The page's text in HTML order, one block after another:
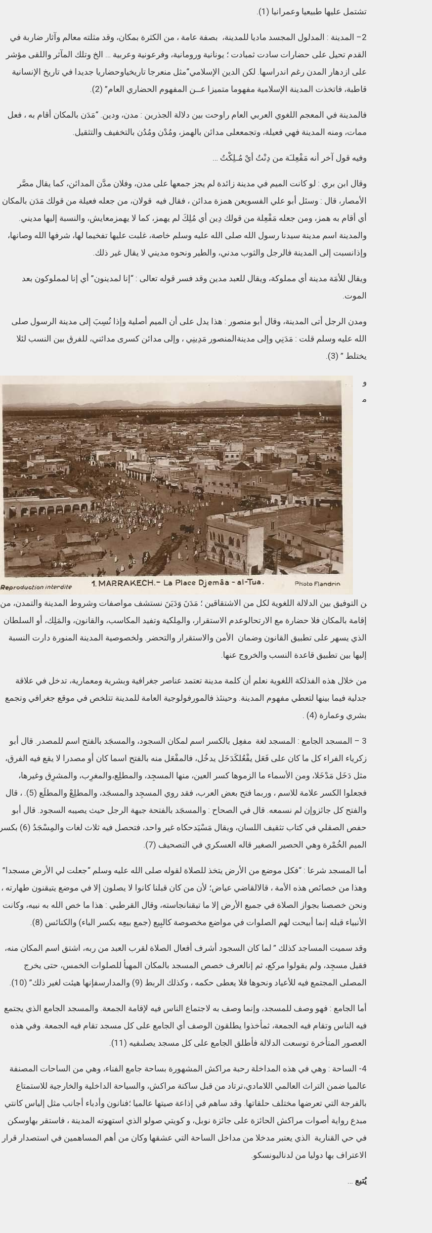
تشتمل عليها طبيعيا وعمرانيا (1).
2
– المدينة : المدلول المجسد ماديا للمدينة، بصفة عامة ، من الكثرة بمكان، وقد مثلته معالم وآثار ضاربة في
القدم تحيل على حضارات سادت ثمبادت ؛ يونانية ورومانية، وفرعونية وعربية … الخ وتلك المآثر واللقى مؤشر
على ازدهار المدن رغم اندراسها. لكن الدين الإسلامي“مثل منعرجا تاريخياوحضاريا جديدا في تاريخ الإنسانية
قاطبة، فاتخذت المدينة الإسلامية مفهوما متميزا عــن المفهوم الحضاري العام” (2).
فالمدينة في المعجم اللغوي العربي العام راوحت بين دلالة الجذرين : مدن، ودين. “مَدَن بالمكان أقام به ، فعل
ممات، ومنه المدينة فهي فعيلة، وتجمععلى مدائن بالهمز، ومُدْن ومُدُن بالتخفيف والتثقيل.
وفيه قول آخر أنه مَفْعِلـَة من دِنْتُ أيْ مُـلِكْتُ …
وقال ابن بري : لو كانت الميم في مدينة زائدة لم يجز جمعها على مدن، وفلان مدَّن المدائن، كما يقال مصَّر
الأمصار، قال : وسئل أبو علي الفسويعن همزة مدائن ، فقال فيه قولان، من جعله فعيلة من قولك مَدَن بالمكان
أي أقام به همز، ومن جعله مَفْعِلة من قولك دِين أي مُلِكَ لم يهمز، كما لا يهمز معايش، والنسبة إليها مديني.
والمدينة اسم مدينة سيدنا رسول الله صلى الله عليه وسلم خاصة، غلبت عليها تفخيما لها، شرفها الله وصانها،
وإذا نسبت إلى المدينة فالرجل والثوب مدني، والطير ونحوه مديني لا يقال غير ذلك.
ويقال للأمَة مدينة أي مملوكة، ويقال للعبد مدين وقد فسر قوله تعالى : “ إنا لمدينون” أي إنا لمملوكون بعد
الموت.
ومدن الرجل أتى المدينة، وقال أبو منصور : هذا يدل على أن الميم أصلية وإذا نُسِبَ إلى مدينة الرسول صلى
الله عليه وسلم قلت : مَدَنِي وإلى مدينة المنصور مَدِينِي ، وإلى مدائن كسرى مدائني، للفرق بين النسب لئلا
يختلط ” (3).
و
م
ن التوفيق بين الدلالة اللغوية لكل من الاشتقاقين ؛ مَدَنَ وَدَيَنَ نستشف مواصفات وشروط المدينة والتمدن، من
إقامة بالمكان فلا حضارة مع الارتحالوعدم الاستقرار، والمِلكية وتفيد المكاسب، والقانون، والمَلِك، أو السلطان
الذي يسهر على تطبيق القانون وضمان الأمن والاستقرار والتحضر . ولخصوصية المدينة المنورة دارت النسبة
إليها بين تطبيق قاعدة النسب والخروج عنها.
من خلال هذه الفذلكة اللغوية نعلم أن كلمة مدينة تعتمد عناصر جغرافية وبشرية ومعمارية، تدخل في علاقة
جدلية فيما بينها لتعطي مفهوم المدينة. وحينئذ فالمورفولوجية العامة للمدينة تتلخص في موقع جغرافي وتجمع
بشري وعمارة (4) .
3 – المسجد الجامع : المسجد لغة مفعِل بالكسر اسم لمكان السجود، والمسجَد بالفتح اسم للمصدر . قال أبو
زكرياء الفراء كل ما كان على فَعَل يفْعُلكَدَخَل يدخُل، فالمفْعَل منه بالفتح اسما كان أو مصدرا لا يقع فيه الفرق،
مثل دَخَل مَدْخَلا، ومن الأسماء ما الزموها كسر العين، منها المسجِد، والمطلِع،والمغرِب، والمشرِق وغيرها،
فجعلوا
الكسر علامة للاسم ، وربما فتح بعض العرب، فقد روي المسجِد والمسجَد، والمطلِعْ والمطلَع (5). ، قال
والفتح كل جائز وإن لم نسمعه. قال في الصحاح : والمسجَد بالفتحة جبهة الرجل حيث يصيبه السجود. قال أبو
حفص الصقلي في كتاب تثقيف اللسان، ويقال مَسْيَدحكاه غير واحد، فتحصل فيه ثلاث لغات والمِسْجَدُ(6)
بكسر
الميم الخُمْرة وهي الحصير الصغير قاله العسكري في التصحيف (7).
أما المسجد شرعا : “فكل موضع من الأرض يتخذ للصلاة لقوله صلى الله عليه وسلم “جعلت لي الأرض مسجدا ”
وهذا من خصائص هذه الأمة ، قالالقاضي عياض؛ لأن من كان قبلنا كانوا لا يصلون إلا في موضع يتيقنون طهارته ،
ونحن خصصنا بجواز الصلاة في جميع الأرض إلا ما تيقنانجاسته، وقال القرطبي : هذا ما خص الله به نبيه، وكانت
الأنبياء قبله إنما أبيحت لهم الصلوات في مواضع مخصوصة كالبِيع (جمع بيعِه بكسر الباء) والكنائس (8).
وقد سميت المساجد كذلك ” لما كان السجود أشرف أفعال الصلاة لقرب العبد من ربه، اشتق اسم المكان منه،
فقيل مسجِد، ولم يقولوا مركع، ثم إنالعرف خصص المسجد بالمكان المهيأ للصلوات الخمس، حتى يخرج
المصلى المجتمع فيه للأعياد ونحوها فلا يعطى حكمه ، وكذلك الربط (9) والمدارسفإنها هيئت لغير ذلك” (10).
أما الجامع : فهو وصف للمسجد، وإنما وصف به لاجتماع الناس فيه لإقامة الجمعة. والمسجد الجامع الذي يجتمع
فيه الناس وتقام فيه الجمعة، ثمأخذوا يطلقون الوصف أي الجامع على كل مسجد تقام فيه الجمعة. وفي هذه
العصور
المتأخرة توسعت الدلالة فأطلق الجامع على كل مسجد يصلىفيه (11).
4- الساحة : وهي في هذه المداخلة رحبة مراكش المشهورة بساحة جامع الفناء، وهي من الساحات المصنفة
عالميا ضمن التراث العالمي اللامادي،ترتاد من قبل ساكنة مراكش، والسياحة الداخلية والخارجية للاستمتاع
بالفرجة التي تعرضها مختلف حلقاتها. وقد ساهم في إذاعة صيتها عالميا ؛فنانون وأدباء أجانب مثل إلياس كانتي
مبدع رواية أصوات مراكش الحائزة على جائزة نوبل، و كويتي صولو الذي استهوته المدينة ، فاستقر بهاوسكن
في حي القنارية الذي يعتبر مدخلا من مداخل الساحة التي عشقها وكان من أهم المساهمين في استصدار قرار
الاعتراف بها دوليا من لدناليونسكو.
يُتبع …